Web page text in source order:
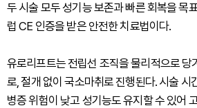
두 시술 모두 성기능 보존과 빠른 회복을 목
럽 CE 인증을 받은 안전한 치료법이다.
유로리프트는 전립선 조직을 물리적으로 당
로, 절개 없이 국소마취로 진행된다. 시술 시
병증 위험이 낮고 성기능도 유지할 수 있어